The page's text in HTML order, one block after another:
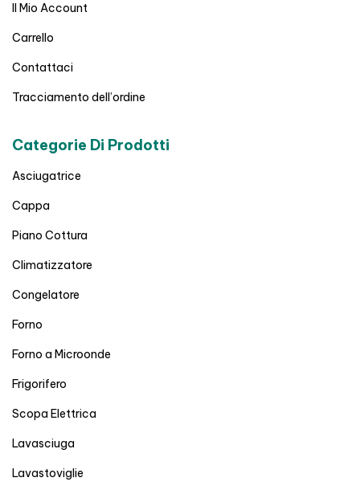
Il Mio Account
Carrello
Contattaci
Tracciamento dell’ordine
Categorie Di Prodotti
Asciugatrice
Cappa
Piano Cottura
Climatizzatore
Congelatore
Forno
Forno a Microonde
Frigorifero
Scopa Elettrica
Lavasciuga
Lavastoviglie